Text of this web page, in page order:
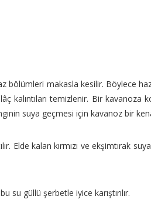
bölümleri makasla kesilir. Böylece
kalıntıları temizlenir. Bir kavanoza
suya geçmesi için kavanoz bir
Elde kalan kırmızı ve ekşimtırak
su güllü şerbetle iyice karıştırılır.